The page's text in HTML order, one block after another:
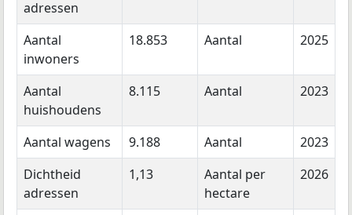
adressen
Aantal
inwoners
18.853 Aantal 2025
Aantal
huishoudens
8.115 Aantal 2023
Aantal wagens 9.188 Aantal
2023
Dichtheid
adressen
1,13
Aantal per
hectare
2026